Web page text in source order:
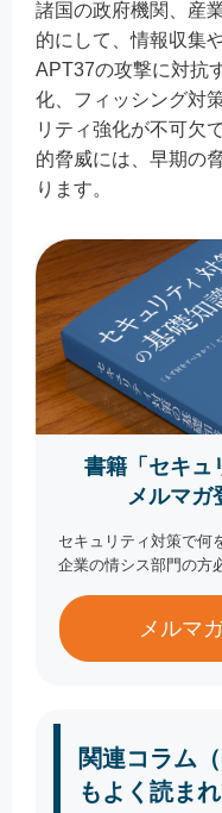
諸国の政府機関、産
的にして、情報収集
APT37の攻撃に対抗
化、フィッシング対
リティ強化が不可欠
的脅威には、早期の
ります。
書籍「セキュ
メルマガ
セキュリティ対策で何
企業の情シス部門の方
メルマ
関連コラム
もよく読ま